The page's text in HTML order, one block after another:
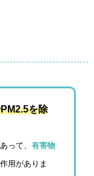
を除
って、 有害物
用がありま